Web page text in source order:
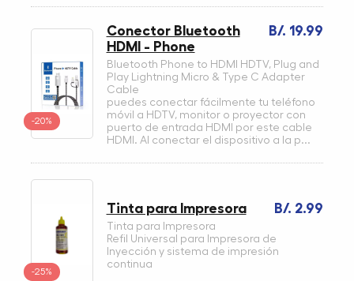
-20%
B/. 19.99
Conector Bluetooth
HDMI - Phone
Bluetooth Phone to HDMI HDTV, Plug and
Play Lightning Micro & Type C Adapter
Cable
puedes conectar fácilmente tu teléfono
móvil a HDTV, monitor o proyector con
puerto de entrada HDMI por este cable
HDMI. Al conectar el dispositivo a la p...
-25%
B/. 2.99
Tinta para Impresora
Tinta para Impresora
Refil Universal para Impresora de
Inyección y sistema de impresión
continua